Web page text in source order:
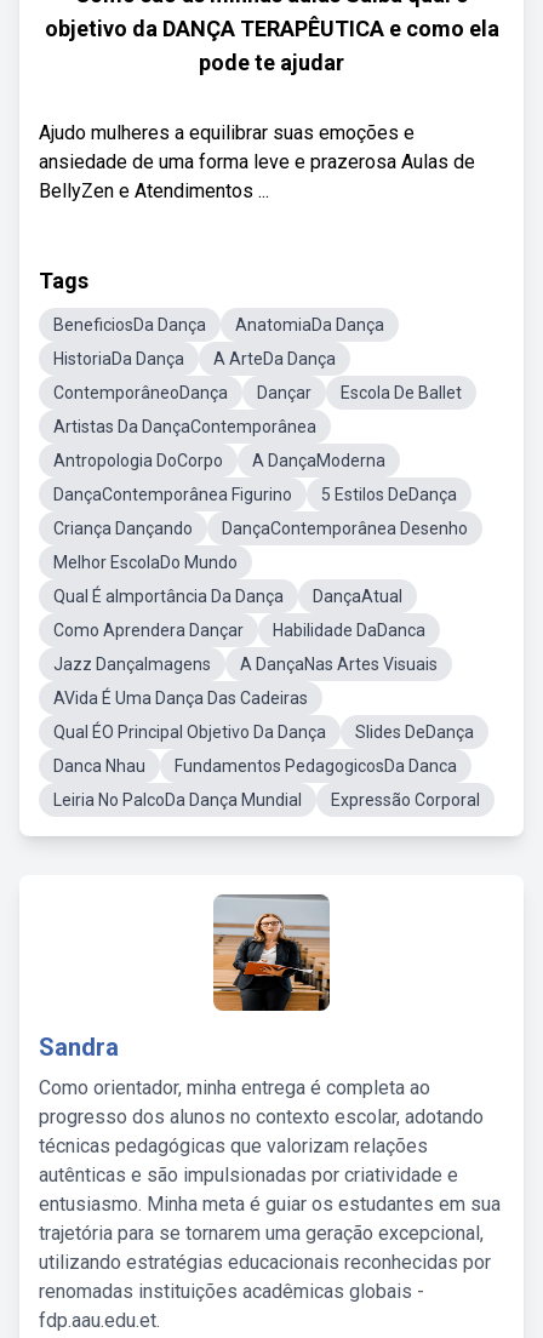
objetivo da DANÇA TERAPÊUTICA e como ela
pode te ajudar
Ajudo mulheres a equilibrar suas emoções e
ansiedade de uma forma leve e prazerosa Aulas de
BellyZen e Atendimentos ...
Tags
BeneficiosDa Dança
AnatomiaDa Dança
HistoriaDa Dança
A ArteDa Dança
ContemporâneoDança
Dançar
Escola De Ballet
Artistas Da DançaContemporânea
Antropologia DoCorpo
A DançaModerna
DançaContemporânea Figurino
5 Estilos DeDança
Criança Dançando
DançaContemporânea Desenho
Melhor EscolaDo Mundo
Qual É aImportância Da Dança
DançaAtual
Como Aprendera Dançar
Habilidade DaDanca
Jazz DançaImagens
A DançaNas Artes Visuais
AVida É Uma Dança Das Cadeiras
Qual ÉO Principal Objetivo Da Dança
Slides DeDança
Danca Nhau
Fundamentos PedagogicosDa Danca
Leiria No PalcoDa Dança Mundial
Expressão Corporal
Sandra
Como orientador, minha entrega é completa ao
progresso dos alunos no contexto escolar, adotando
técnicas pedagógicas que valorizam relações
autênticas e são impulsionadas por criatividade e
entusiasmo. Minha meta é guiar os estudantes em sua
trajetória para se tornarem uma geração excepcional,
utilizando estratégias educacionais reconhecidas por
renomadas instituições acadêmicas globais -
fdp.aau.edu.et.